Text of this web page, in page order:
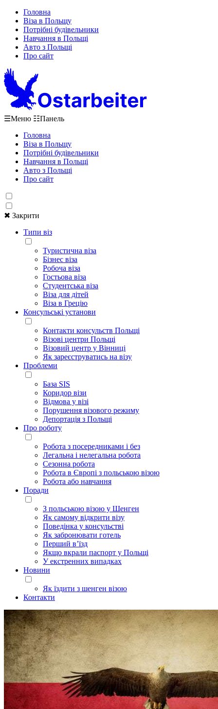
Головна
Віза в Польщу
Потрібні будівельники
Навчання в Польщі
Авто з Польщі
Про сайт
☰Меню ☷Панель
Головна
Віза в Польщу
Потрібні будівельники
Навчання в Польщі
Авто з Польщі
Про сайт
✖ Закрити
Типи віз
Туристична віза
Бізнес віза
Робоча віза
Гостьова віза
Студентська віза
Віза для дітей
Віза в Грецію
Консульські установи
Контакти консульств Польщі
Візові центри Польщі
Візовий центр у Вінниці
Як зареєструватись на візу
Проблеми
База SIS
Коридор візи
Відмова у візі
Порушення візового режиму
Депортація з Польщі
Про роботу
Робота з посередниками і без
Легальна і нелегальна робота
Сезонна робота
Робота в Європі з польською візою
Робота або навчання
Поради
З польською візою у Шенген
Як самому відкрити візу
Поведінка у консульстві
Як забронювати готель
Перший в’їзд
Якщо вкрали паспорт у Польщі
У екстренних випадках
Новини
Як їздити з шенген візою
Контакти